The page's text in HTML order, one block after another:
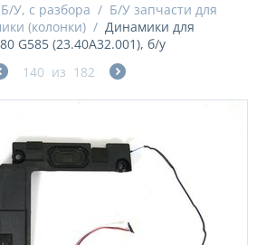
У, с разбора / Б/У запчасти для
(колонки) / Динамики для
G585 (23.40A32.001), б/у
140 из 182